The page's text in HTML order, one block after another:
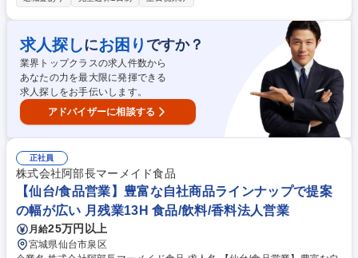
「住宅設備店」や「管材問屋」への営業をお任せします。 ■主な業務は、
取引先からの依頼に基づいた見積提示や受注管理です。単なる販売にとど
まらず、取引先の良きパートナーとして現場へ同行し、エンドユーザーへ
の商品提案をサポートすることもあります。 ■自身の介在価値を多角的に
発揮できる、やりがいの大きな職務です。 募集職種 【仙台/営業】年休12
6日/土日祝休み/三菱系の機器・商材を中心とした提案営業
求人探しにお困り ですか？
業界トップクラスの求人件数から
あなたの力を最大限に発揮できる
求人探しをお手伝いします。
アドバイザーに相談する
正社員
株式会社阿部長マーメイド食品
【仙台/食品営業】豊富な自社商品ラインナップで提案
の幅が広い 月残業13H 食品/飲料/香料法人営業
月給25万円以上
宮城県仙台市泉区